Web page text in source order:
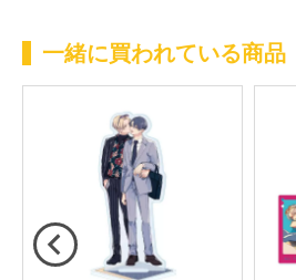
一緒に買われている商品